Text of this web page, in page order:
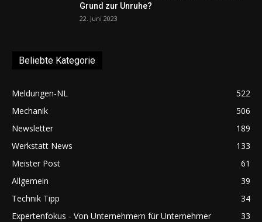
Grund zur Unruhe?
22. Juni 2023
Beliebte Kategorie
Meldungen-NL
522
Mechanik
506
Newsletter
189
Werkstatt News
133
Meister Post
61
Allgemein
39
Technik Tipp
34
Expertenfokus - Von Unternehmern für Unternehmer
33